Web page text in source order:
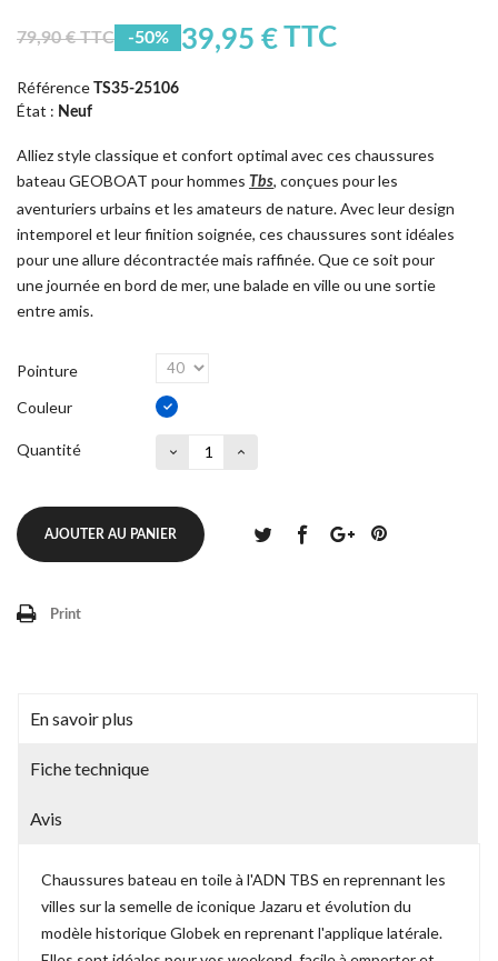
79,90 € TTC -50% 39,95 €TTC
Référence TS35-25106
État : Neuf
Alliez style classique et confort optimal avec ces chaussures
bateau GEOBOAT pour hommes Tbs, conçues pour les
aventuriers urbains et les amateurs de nature. Avec leur design
intemporel et leur finition soignée, ces chaussures sont idéales
pour une allure décontractée mais raffinée. Que ce soit pour
une journée en bord de mer, une balade en ville ou une sortie
entre amis.
Pointure
Couleur
Quantité
AJOUTER AU PANIER
Print
En savoir plus
Fiche technique
Avis
Chaussures bateau en toile à l'ADN TBS en reprennant les
villes sur la semelle de iconique Jazaru et évolution du
modèle historique Globek en reprenant l'applique latérale.